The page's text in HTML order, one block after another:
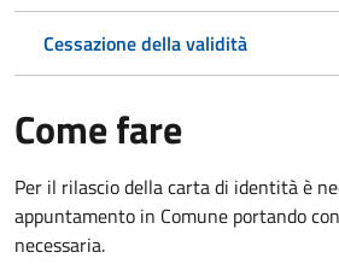
Cessazione della validità
Come fare
Per il rilascio della carta di identità è
appuntamento in Comune portando
necessaria.